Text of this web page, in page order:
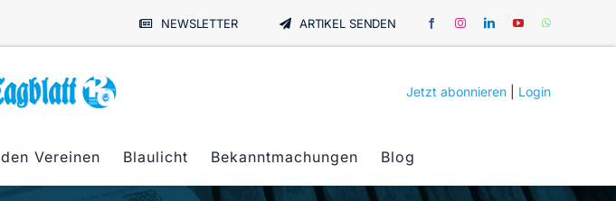
NEWSLETTER ARTIKEL SENDEN
Jetzt abonnieren Login
Vereinen Blaulicht Bekanntmachungen Blog